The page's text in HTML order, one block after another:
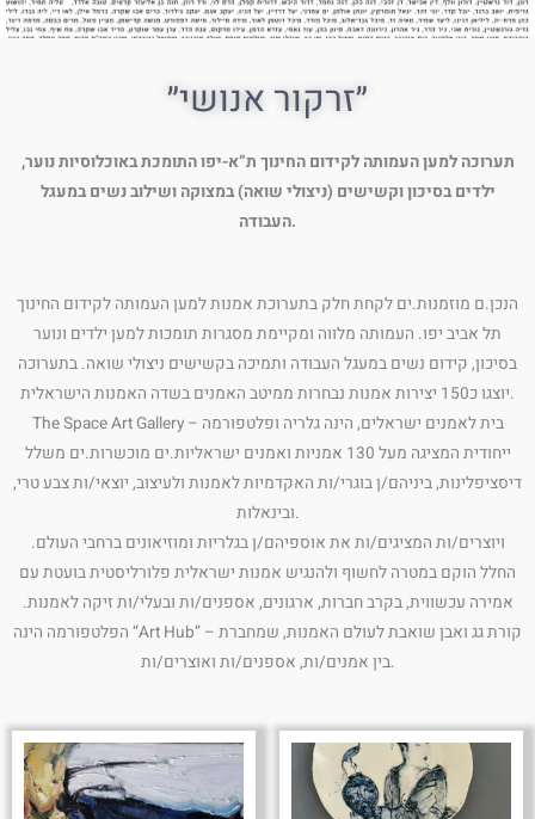
״זרקור אנושי⁩״
תערוכה למען העמותה לקידום החינוך ת”א-יפו התומכת באוכלוסיות נוער,
ילדים בסיכון וקשישים (ניצולי שואה) במצוקה ושילוב נשים במעגל
העבודה.
הנכן.ם מוזמנות.ים לקחת חלק בתערוכת אמנות למען העמותה לקידום החינוך
תל אביב יפו. העמותה מלווה ומקיימת מסגרות תומכות למען ילדים ונוער
בסיכון, קידום נשים במעגל העבודה ותמיכה בקשישים ניצולי שואה. בתערוכה
יוצגו כ150 יצירות אמנות נבחרות ממיטב האמנים בשדה האמנות הישראלית.
The Space Art Gallery – בית לאמנים ישראלים, הינה גלריה ופלטפורמה
ייחודית המציגה מעל 130 אמניות ואמנים ישראליות.ים מוכשרות.ים משלל
דיסציפלינות, ביניהם/ן בוגרי/ות האקדמיות לאמנות ולעיצוב, יוצאי/ות צבע טרי,
ובינאלות.
ויוצרים/ות המציגים/ות את אוספיהם/ן בגלריות ומוזיאונים ברחבי העולם.
החלל הוקם במטרה לחשוף ולהנגיש אמנות ישראלית פלורליסטית בועטת עם
אמירה עכשווית, בקרב חברות, ארגונים, אספנים/ות ובעלי/ות זיקה לאמנות.
הפלטפורמה הינה “Art Hub” – קורת גג ואבן שואבת לעולם האמנות, שמחברת
בין אמנים/ות, אספנים/ות ואוצרים/ות.